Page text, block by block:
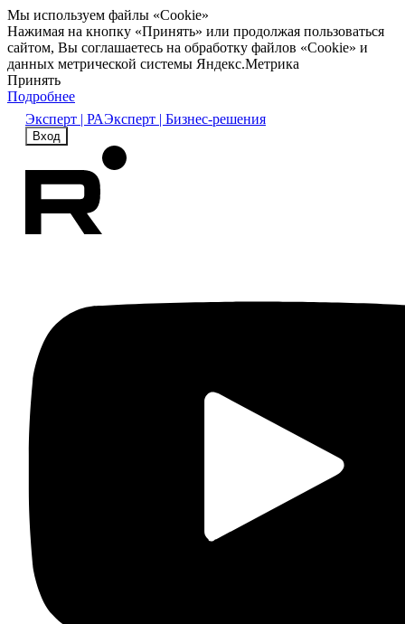
Мы используем файлы «Cookie»
Нажимая на кнопку «Принять» или продолжая пользоваться
сайтом, Вы соглашаетесь на обработку файлов «Cookie» и
данных метрической системы Яндекс.Метрика
Принять
Подробнее
Эксперт | РАЭксперт | Бизнес-решения
Вход